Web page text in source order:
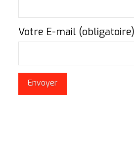
Votre E-mail (obligatoire)